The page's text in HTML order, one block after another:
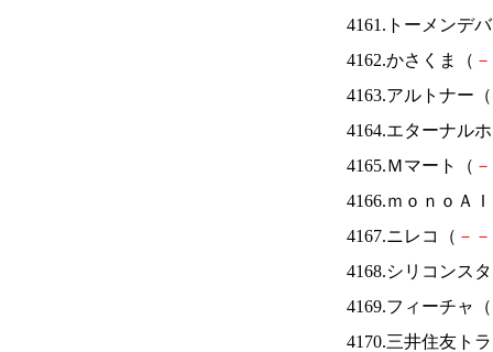
4161.トーメンデ
4162.かさくま（ －
4163.アルトナー（
4164.エターナル
4165.Ｍマート（ －
4166.ｍｏｎｏＡ
4167.ニレコ（ － －
4168.シリコンス
4169.フィーチャ（
4170.三井住友ト